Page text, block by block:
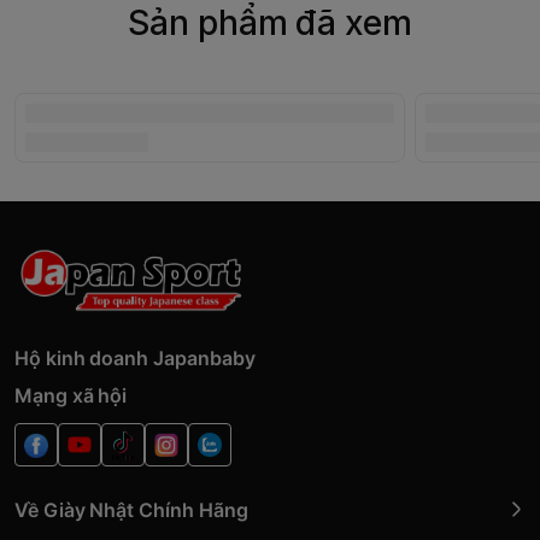
Sản phẩm đã xem
Hộ kinh doanh Japanbaby
Mạng xã hội
Về Giày Nhật Chính Hãng